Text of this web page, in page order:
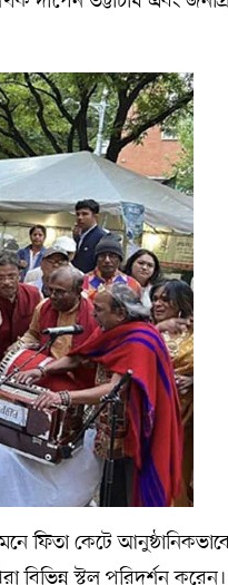
ফিতা কেটে
বিভিন্ন স্টল পরিদর্শন